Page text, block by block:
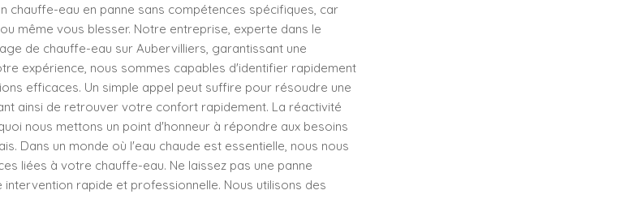
chauffe-eau en panne sans compétences spécifiques, car
même vous blesser. Notre entreprise, experte dans le
de chauffe-eau sur Aubervilliers, garantissant une
expérience, nous sommes capables d'identifier rapidement
efficaces. Un simple appel peut suffire pour résoudre une
ainsi de retrouver votre confort rapidement. La réactivité
nous mettons un point d'honneur à répondre aux besoins
Dans un monde où l'eau chaude est essentielle, nous nous
liées à votre chauffe-eau. Ne laissez pas une panne
rapide et professionnelle. Nous utilisons des